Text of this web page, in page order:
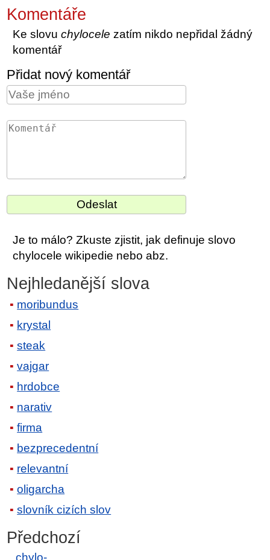
Komentáře
Ke slovuchylocele zatím nikdo nepřidal žádný
komentář
Přidat nový komentář
Je to málo? Zkuste zjistit, jak definuje slovo
chylocele wikipedie nebo abz.
Nejhledanější slova
moribundus
krystal
steak
vajgar
hrdobce
narativ
firma
bezprecedentní
relevantní
oligarcha
slovník cizích slov
Předchozí